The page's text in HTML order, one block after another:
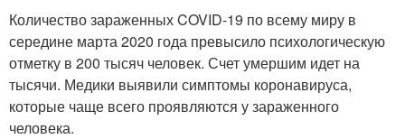
Количество зараженных COVID-19 по всему миру в
середине марта 2020 года превысило психологическую
отметку в 200 тысяч человек. Счет умершим идет на
тысячи. Медики выявили симптомы коронавируса,
которые чаще всего проявляются у зараженного
человека.